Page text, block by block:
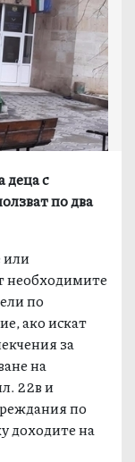
деца с
по два
или
необходимите
по
ако искат
за
на
22в и
по
доходите на